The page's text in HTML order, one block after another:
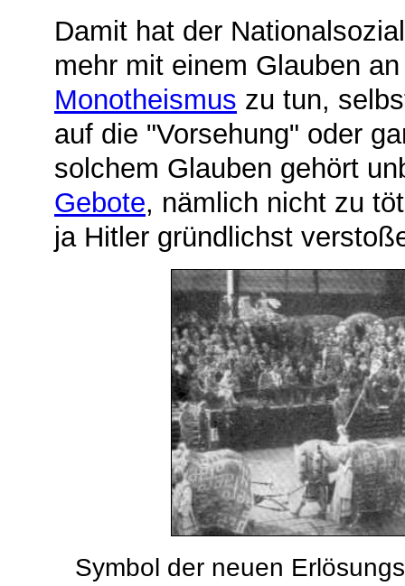
Damit hat der
mehr mit einem Glauben
Monotheismus zu tun,
auf die "Vorsehung" oder
solchem Glauben gehört
Gebote, nämlich nicht zu
ja Hitler gründlichst
Symbol der neuen